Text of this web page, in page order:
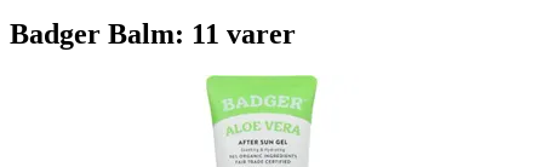
Badger Balm: 11 varer